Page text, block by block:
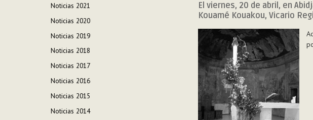
Noticias 2021
Noticias 2020
Noticias 2019
Noticias 2018
Noticias 2017
Noticias 2016
Noticias 2015
Noticias 2014
El viernes, 20 de abril, en
Kouamé Kouakou, Vicario